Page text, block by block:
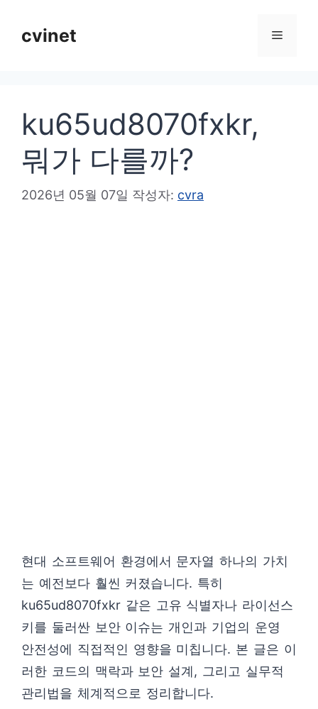
cvinet 메
ku65ud8070fxkr,
뭐가 다를까?
2026년 05월 07일 작성자: cvra
현대 소프트웨어 환경에서 문자열 하나의 가치
는 예전보다 훨씬 커졌습니다. 특히
ku65ud8070fxkr 같은 고유 식별자나 라이선스
키를 둘러싼 보안 이슈는 개인과 기업의 운영
안전성에 직접적인 영향을 미칩니다. 본 글은 이
러한 코드의 맥락과 보안 설계, 그리고 실무적
관리법을 체계적으로 정리합니다.